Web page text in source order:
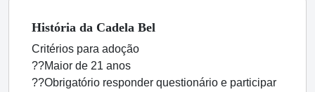
História da Cadela Bel
Critérios para adoção
??Maior de 21 anos
??Obrigatório responder questionário e participar